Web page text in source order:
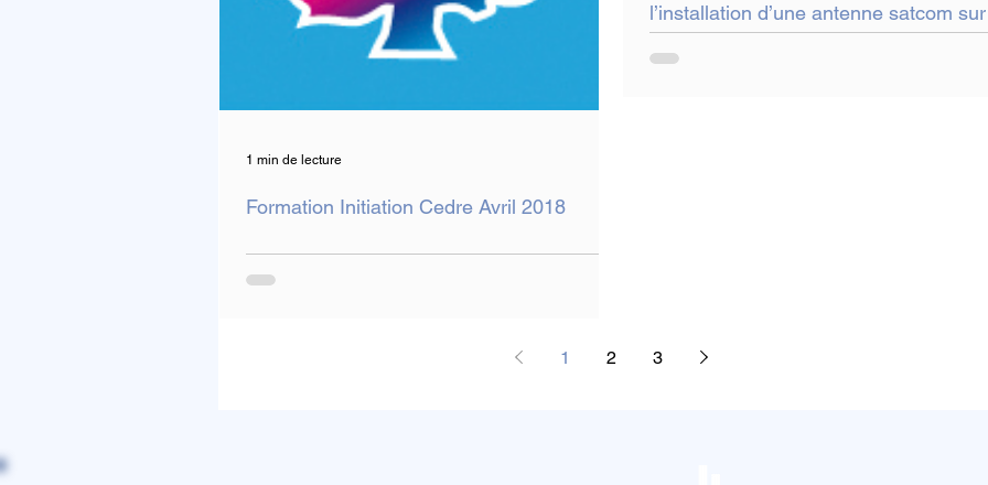
Formation Initiation Cedre Avril 2018
1 min de lecture
l’installation d’une antenne satcom sur
Airbus A330
1 2 3